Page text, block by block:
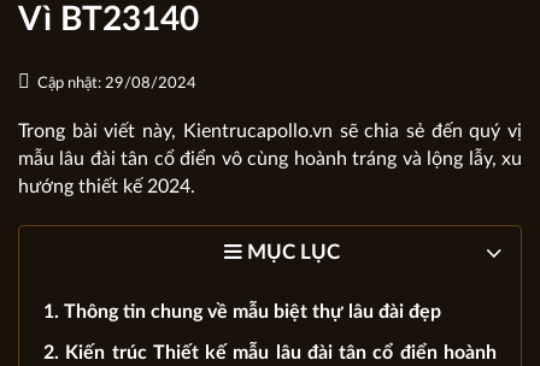
Vì BT23140
Cập nhật: 29/08/2024
Trong bài viết này, Kientrucapollo.vn sẽ chia sẻ đến quý vị
mẫu lâu đài tân cổ điển vô cùng hoành tráng và lộng lẫy, xu
hướng thiết kế 2024.
MỤC LỤC
1. Thông tin chung về mẫu biệt thự lâu đài đẹp
2. Kiến trúc Thiết kế mẫu lâu đài tân cổ điển hoành